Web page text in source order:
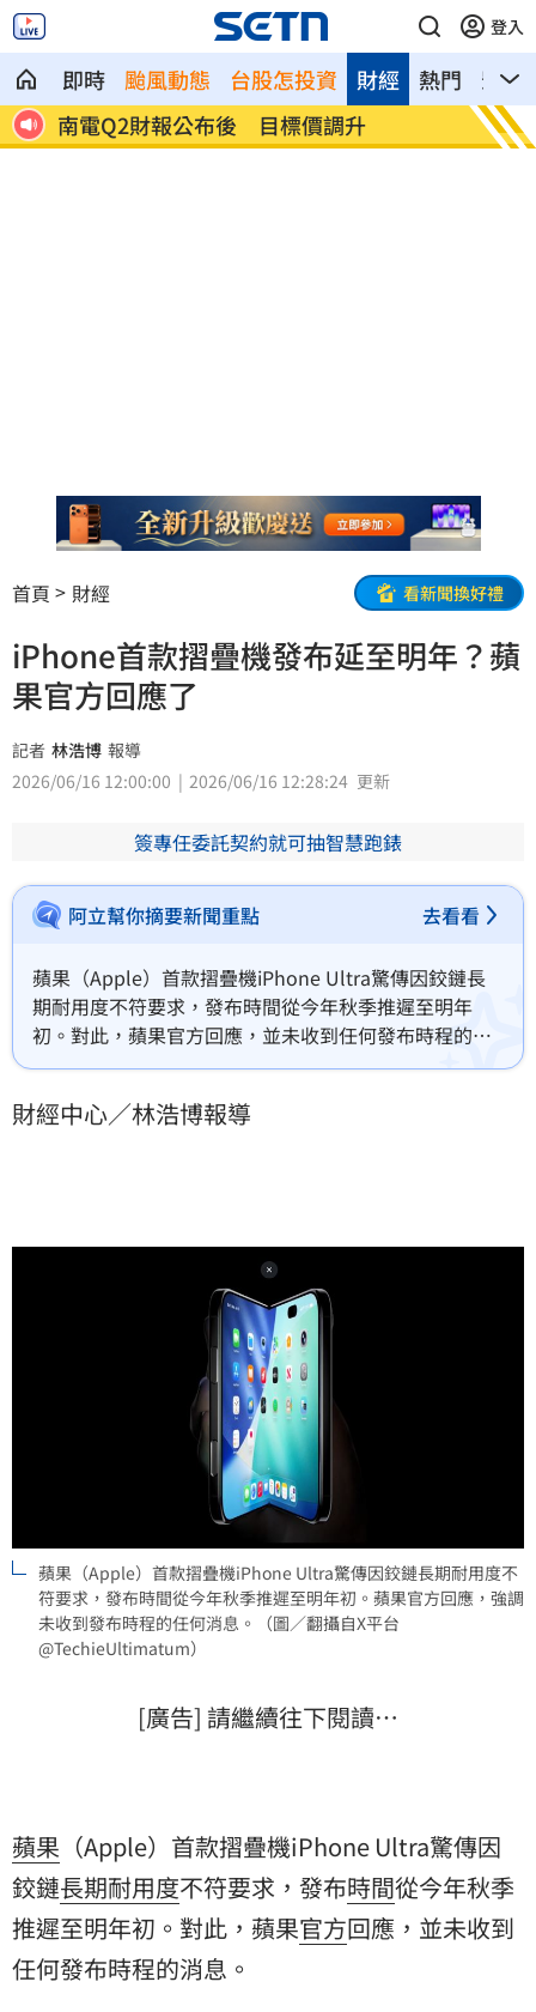
登入
即時 颱風動態 台股怎投資 熱門 影音
財經
特
南電Q2財報公布後 目標價調升 俄軍
首頁 財經 看新聞換好禮
iPhone首款摺疊機發布延至明年？蘋
果官方回應了
記者 林浩博 報導
2026/06/16 12:00:00
2026/06/16 12:28:24 更新
簽專任委託契約就可抽智慧跑錶
阿立幫你摘要新聞重點 去看看
蘋果（Apple）首款摺疊機iPhone Ultra驚傳因鉸鏈長
期耐用度不符要求，發布時間從今年秋季推遲至明年
初。對此，蘋果官方回應，並未收到任何發布時程的消
息。
財經中心／林浩博報導
蘋果（Apple）首款摺疊機iPhone Ultra驚傳因鉸鏈長期耐用度不
符要求，發布時間從今年秋季推遲至明年初。蘋果官方回應，強調
未收到發布時程的任何消息。（圖／翻攝自X平台
@TechieUltimatum）
[廣告] 請繼續往下閱讀…
蘋果 （Apple）首款摺疊機iPhone Ultra驚傳因
鉸鏈長期耐用度不符要求，發布時間從今年秋季
推遲至明年初。對此，蘋果官方回應，並未收到
任何發布時程的消息。